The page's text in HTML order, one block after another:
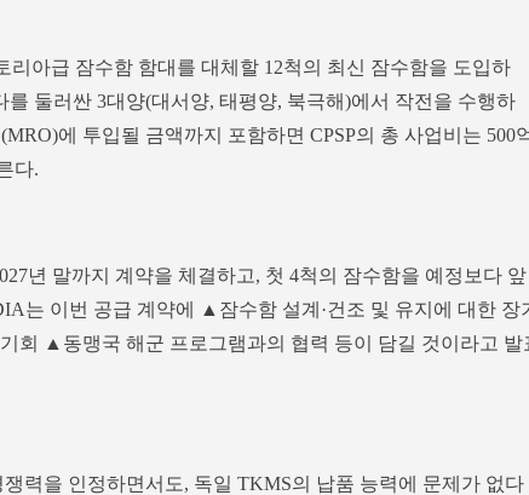
리아급 잠수함 함대를 대체할 12척의 최신 잠수함을 도입하
둘러싼 3대양(대서양, 태평양, 북극해)에서 작전을 수행하
에 투입될 금액까지 포함하면 CPSP의 총 사업비는 500
다.
년 말까지 계약을 체결하고, 첫 4척의 잠수함을 예정보다 앞
는 이번 공급 계약에 ▲잠수함 설계·건조 및 유지에 대한 장
회 ▲동맹국 해군 프로그램과의 협력 등이 담길 것이라고 발
력을 인정하면서도, 독일 TKMS의 납품 능력에 문제가 없다